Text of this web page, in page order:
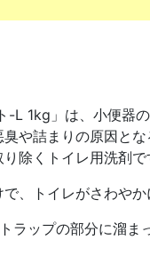
-L 1kg」は、小便器
や詰まりの原因と
除くトイレ用洗剤で
、トイレがさわやか
ラップの部分に溜ま